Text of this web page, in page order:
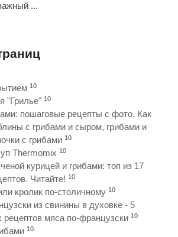
...
10
"Грилье" 10
пошаговые рецепты с фото. Как
с грибами и сыром, грибами и
с грибами 10
Thermomix 10
курицей и грибами: топ из 17
Читайте! 10
кролик по-столичному 10
из свинины в духовке - 5
рецептов мяса по-французски 10
10